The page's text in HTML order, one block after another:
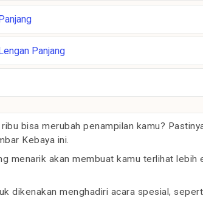
Panjang
bisa merubah penampilan kamu?
Kebaya ini.
menarik akan membuat kamu terlihat
dikenakan menghadiri acara spesial,